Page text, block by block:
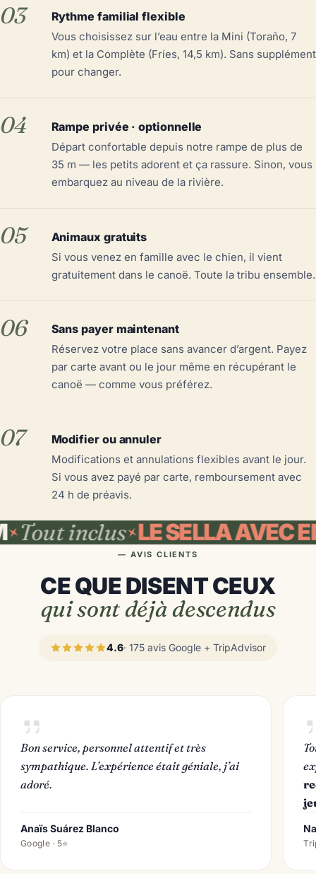
03 Rythme familial flexible
Vous choisissez sur l’eau entre la Mini (Toraño, 7
km) et la Complète (Fríes, 14,5 km). Sans supplément
pour changer.
04 Rampe privée · optionnelle
Départ confortable depuis notre rampe de plus de
35 m — les petits adorent et ça rassure. Sinon, vous
embarquez au niveau de la rivière.
05 Animaux gratuits
Si vous venez en famille avec le chien, il vient
gratuitement dans le canoë. Toute la tribu ensemble.
06 Sans payer maintenant
Réservez votre place sans avancer d’argent. Payez
par carte avant ou le jour même en récupérant le
canoë — comme vous préférez.
07 Modifier ou annuler
Modifications et annulations flexibles avant le jour.
Si vous avez payé par carte, remboursement avec
24 h de préavis.
inclus LE SELLA AVEC
— AVIS CLIENTS
CE QUE DISENT CEUX
qui sont déjà descendus
4.6· 175 avis Google + TripAdvisor
Bon service, personnel attentif et très
sympathique. L’expérience était géniale, j’ai
adoré.
Anaïs Suárez Blanco
Google · 5⭐